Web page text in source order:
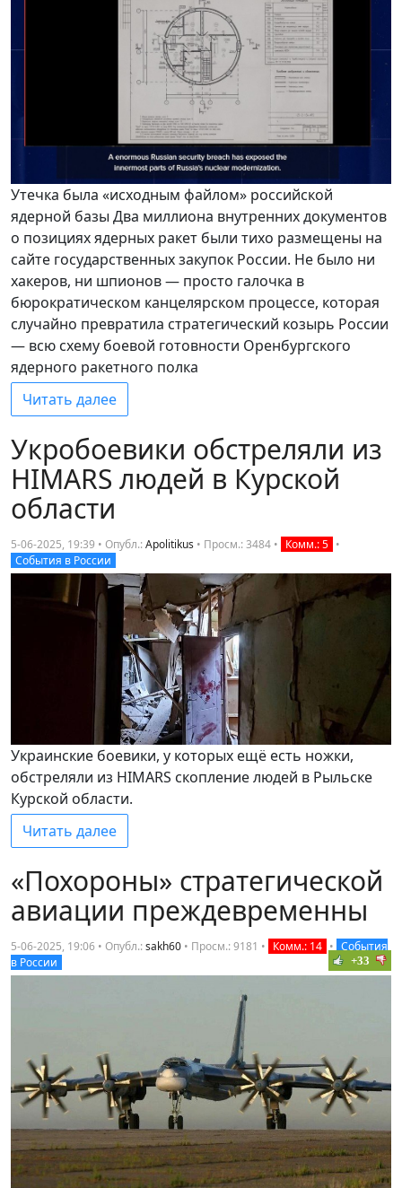
Утечка была «исходным файлом» российской
ядерной базы Два миллиона внутренних документов
о позициях ядерных ракет были тихо размещены на
сайте государственных закупок России. Не было ни
хакеров, ни шпионов — просто галочка в
бюрократическом канцелярском процессе, которая
случайно превратила стратегический козырь России
— всю схему боевой готовности Оренбургского
ядерного ракетного полка
Читать далее
Укробоевики обстреляли из
HIMARS людей в Курской
области
5-06-2025, 19:39 • Опубл.:Apolitikus • Просм.: 3484 • Комм.: 5 •
События в России
Украинские боевики, у которых ещё есть ножки,
обстреляли из HIMARS скопление людей в Рыльске
Курской области.
Читать далее
«Похороны» стратегической
авиации преждевременны
5-06-2025, 19:06 • Опубл.:sakh60 • Просм.: 9181 • Комм.: 14 • События
в России
+33